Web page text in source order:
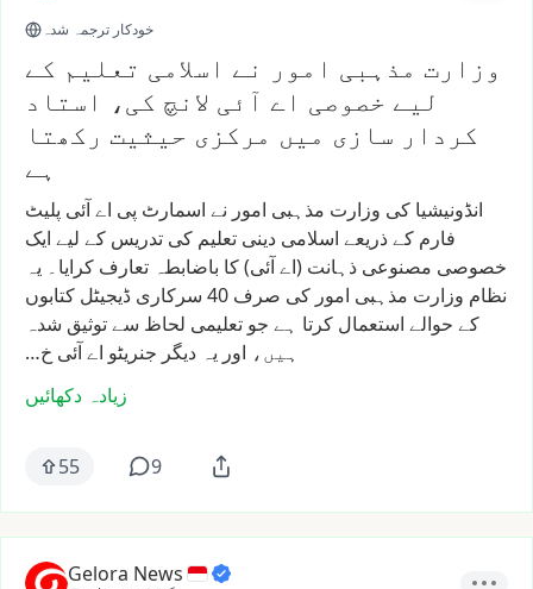
خودکار ترجمہ شدہ
وزارت مذہبی امور نے اسلامی تعلیم کے
لیے خصوصی اے آئی لانچ کی، استاد
کردار سازی میں مرکزی حیثیت رکھتا
ہے
انڈونیشیا کی وزارت مذہبی امور نے اسمارٹ پی اےآئی پلیٹ
فارم کےذریعے اسلامی دینی تعلیم کی تدریس کے لیے ایک
خصوصی مصنوعی ذہانت (اےآئی)کا باضابطہ تعارف کرایا۔ یہ
نظام وزارت مذہبی امور کی صرف 40 سرکاری ڈیجیٹل کتابوں
کے حوالے استعمال کرتا ہے جو تعلیمی لحاظ سےتوثیق شدہ
ہیں، اور یہ دیگر جنریٹو اےآئی خ…
زیادہ دکھائیں
55 9
Gelora News